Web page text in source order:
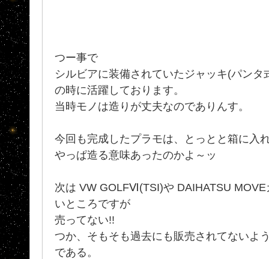
つー事で
シルビアに装備されていたジャッキ(パン
の時に活躍しております。
当時モノは造りが丈夫なのでありんす。
今回も完成したプラモは、とっとと箱に入
やっぱ造る意味あったのかよ～ッ
次は VW GOLFⅥ(TSI)や DAIHATSU
いところですが
売ってない!!
つか、そもそも過去にも販売されてないよ
である。